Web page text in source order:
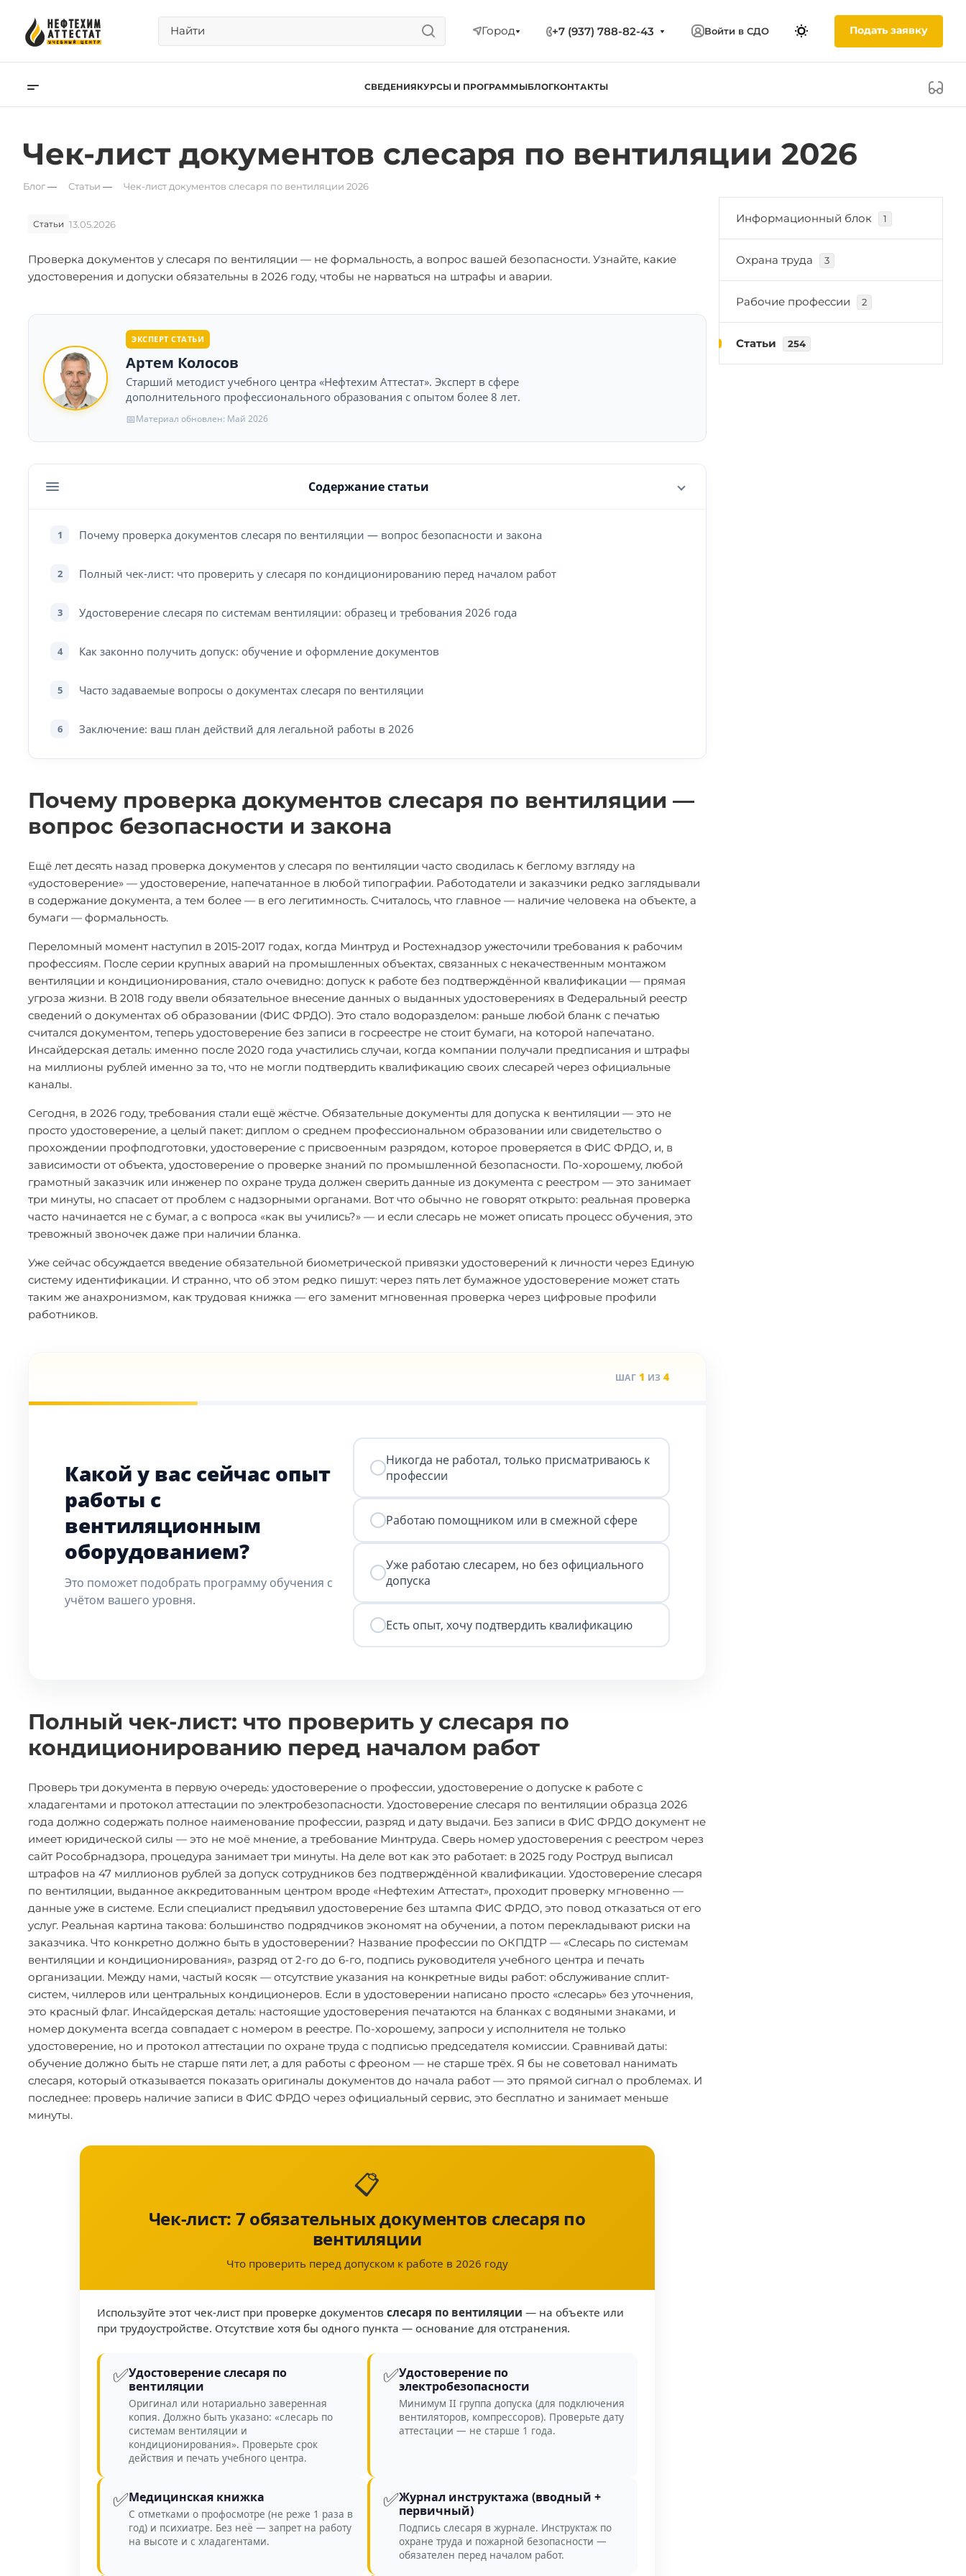
Город +7 (937) 788-82-43 Войти в СДО Подать заявку
СВЕДЕНИЯКУРСЫ И ПРОГРАММЫБЛОГКОНТАКТЫ
Чек-лист документов слесаря по вентиляции 2026
Блог— Статьи — Чек-лист документов слесаря по вентиляции 2026
Статьи 13.05.2026
Проверка документов у слесаря по вентиляции — не формальность, а вопрос вашей безопасности. Узнайте, какие
удостоверения и допуски обязательны в 2026 году, чтобы не нарваться на штрафы и аварии.
ЭКСПЕРТ СТАТЬИ
Артем Колосов
Старший методист учебного центра «Нефтехим Аттестат». Эксперт в сфере
дополнительного профессионального образования с опытом более 8 лет.
📅Материал обновлен: Май 2026
Содержание статьи
1 Почему проверка документов слесаря по вентиляции — вопрос безопасности и закона
2 Полный чек-лист: что проверить у слесаря по кондиционированию перед началом работ
3 Удостоверение слесаря по системам вентиляции: образец и требования 2026 года
4 Как законно получить допуск: обучение и оформление документов
5 Часто задаваемые вопросы о документах слесаря по вентиляции
6 Заключение: ваш план действий для легальной работы в 2026
Почему проверка документов слесаря по вентиляции —
вопрос безопасности и закона
Ещё лет десять назад проверка документов у слесаря по вентиляции часто сводилась к беглому взгляду на
«удостоверение» — удостоверение, напечатанное в любой типографии. Работодатели и заказчики редко заглядывали
в содержание документа, а тем более — в его легитимность. Считалось, что главное — наличие человека на объекте, а
бумаги — формальность.
Переломный момент наступил в 2015-2017 годах, когда Минтруд и Ростехнадзор ужесточили требования к рабочим
профессиям. После серии крупных аварий на промышленных объектах, связанных с некачественным монтажом
вентиляции и кондиционирования, стало очевидно: допуск к работе без подтверждённой квалификации — прямая
угроза жизни. В 2018 году ввели обязательное внесение данных о выданных удостоверениях в Федеральный реестр
сведений о документах об образовании (ФИС ФРДО). Это стало водоразделом: раньше любой бланк с печатью
считался документом, теперь удостоверение без записи в госреестре не стоит бумаги, на которой напечатано.
Инсайдерская деталь: именно после 2020 года участились случаи, когда компании получали предписания и штрафы
на миллионы рублей именно за то, что не могли подтвердить квалификацию своих слесарей через официальные
каналы.
Сегодня, в 2026 году, требования стали ещё жёстче. Обязательные документы для допуска к вентиляции — это не
просто удостоверение, а целый пакет: диплом о среднем профессиональном образовании или свидетельство о
прохождении профподготовки, удостоверение с присвоенным разрядом, которое проверяется в ФИС ФРДО, и, в
зависимости от объекта, удостоверение о проверке знаний по промышленной безопасности. По-хорошему, любой
грамотный заказчик или инженер по охране труда должен сверить данные из документа с реестром — это занимает
три минуты, но спасает от проблем с надзорными органами. Вот что обычно не говорят открыто: реальная проверка
часто начинается не с бумаг, а с вопроса «как вы учились?» — и если слесарь не может описать процесс обучения, это
тревожный звоночек даже при наличии бланка.
Уже сейчас обсуждается введение обязательной биометрической привязки удостоверений к личности через Единую
систему идентификации. И странно, что об этом редко пишут: через пять лет бумажное удостоверение может стать
таким же анахронизмом, как трудовая книжка — его заменит мгновенная проверка через цифровые профили
работников.
ШАГ 1 ИЗ 4
Какой у вас сейчас опыт
работы с
вентиляционным
оборудованием?
Это поможет подобрать программу обучения с
учётом вашего уровня.
Никогда не работал, только присматриваюсь к
профессии
Работаю помощником или в смежной сфере
Уже работаю слесарем, но без официального
допуска
Есть опыт, хочу подтвердить квалификацию
Полный чек-лист: что проверить у слесаря по
кондиционированию перед началом работ
Проверь три документа в первую очередь: удостоверение о профессии, удостоверение о допуске к работе с
хладагентами и протокол аттестации по электробезопасности. Удостоверение слесаря по вентиляции образца 2026
года должно содержать полное наименование профессии, разряд и дату выдачи. Без записи в ФИС ФРДО документ не
имеет юридической силы — это не моё мнение, а требование Минтруда. Сверь номер удостоверения с реестром через
сайт Рособрнадзора, процедура занимает три минуты. На деле вот как это работает: в 2025 году Роструд выписал
штрафов на 47 миллионов рублей за допуск сотрудников без подтверждённой квалификации. Удостоверение слесаря
по вентиляции, выданное аккредитованным центром вроде «Нефтехим Аттестат», проходит проверку мгновенно —
данные уже в системе. Если специалист предъявил удостоверение без штампа ФИС ФРДО, это повод отказаться от его
услуг. Реальная картина такова: большинство подрядчиков экономят на обучении, а потом перекладывают риски на
заказчика. Что конкретно должно быть в удостоверении? Название профессии по ОКПДТР — «Слесарь по системам
вентиляции и кондиционирования», разряд от 2-го до 6-го, подпись руководителя учебного центра и печать
организации. Между нами, частый косяк — отсутствие указания на конкретные виды работ: обслуживание сплит-
систем, чиллеров или центральных кондиционеров. Если в удостоверении написано просто «слесарь» без уточнения,
это красный флаг. Инсайдерская деталь: настоящие удостоверения печатаются на бланках с водяными знаками, и
номер документа всегда совпадает с номером в реестре. По-хорошему, запроси у исполнителя не только
удостоверение, но и протокол аттестации по охране труда с подписью председателя комиссии. Сравнивай даты:
обучение должно быть не старше пяти лет, а для работы с фреоном — не старше трёх. Я бы не советовал нанимать
слесаря, который отказывается показать оригиналы документов до начала работ — это прямой сигнал о проблемах. И
последнее: проверь наличие записи в ФИС ФРДО через официальный сервис, это бесплатно и занимает меньше
минуты.
📋
Чек-лист: 7 обязательных документов слесаря по
вентиляции
Что проверить перед допуском к работе в 2026 году
Используйте этот чек-лист при проверке документов слесаря по вентиляции — на объекте или
при трудоустройстве. Отсутствие хотя бы одного пункта — основание для отстранения.
✅Удостоверение слесаря по
вентиляции
Оригинал или нотариально заверенная
копия. Должно быть указано: «слесарь по
системам вентиляции и
кондиционирования». Проверьте срок
действия и печать учебного центра.
✅Удостоверение по
электробезопасности
Минимум II группа допуска (для подключения
вентиляторов, компрессоров). Проверьте дату
аттестации — не старше 1 года.
✅Медицинская книжка
С отметками о профосмотре (не реже 1 раза в
год) и психиатре. Без неё — запрет на работу
на высоте и с хладагентами.
✅Журнал инструктажа (вводный +
первичный)
Подпись слесаря в журнале. Инструктаж по
охране труда и пожарной безопасности —
обязателен перед началом работ.
Информационный блок 1
Охрана труда 3
Рабочие профессии 2
Статьи 254